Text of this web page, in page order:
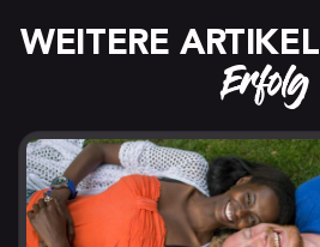
WEITERE ARTIKEL
Erfolg